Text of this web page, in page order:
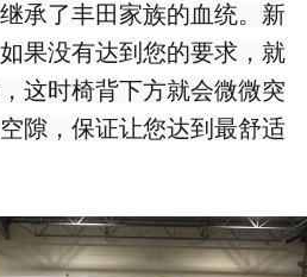
承了丰田家族的血统。新
果没有达到您的要求，就
这时椅背下方就会微微突
隙，保证让您达到最舒适